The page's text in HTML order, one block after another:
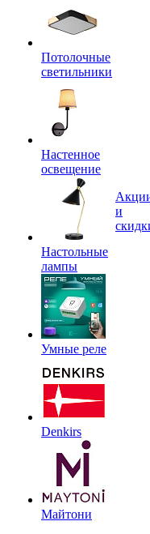
Потолочные
светильники
Настенное
освещение
Настольные
лампы
Умные реле
Denkirs
Майтони
и